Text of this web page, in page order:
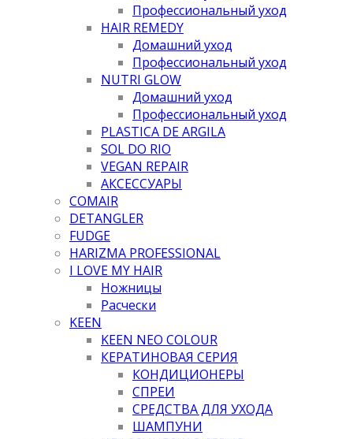
Профессиональный уход
HAIR REMEDY
Домашний уход
Профессиональный уход
NUTRI GLOW
Домашний уход
Профессиональный уход
PLASTICA DE ARGILA
SOL DO RIO
VEGAN REPAIR
АКСЕССУАРЫ
COMAIR
DETANGLER
FUDGE
HARIZMA PROFESSIONAL
I LOVE MY HAIR
Ножницы
Расчески
KEEN
KEEN NEO COLOUR
КЕРАТИНОВАЯ СЕРИЯ
КОНДИЦИОНЕРЫ
СПРЕИ
СРЕДСТВА ДЛЯ УХОДА
ШАМПУНИ